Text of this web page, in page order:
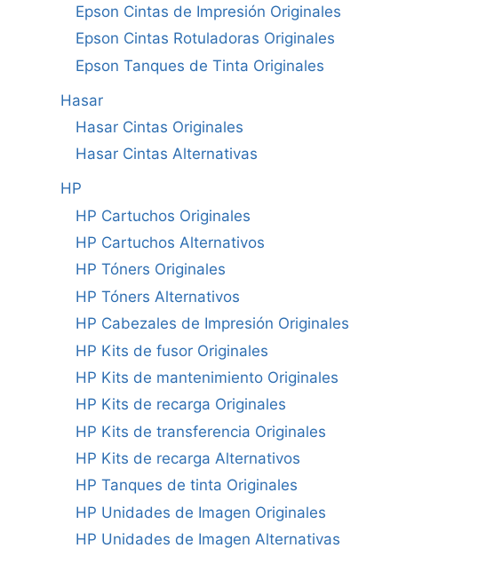
Epson Cintas de Impresión Originales
Epson Cintas Rotuladoras Originales
Epson Tanques de Tinta Originales
Hasar
Hasar Cintas Originales
Hasar Cintas Alternativas
HP
HP Cartuchos Originales
HP Cartuchos Alternativos
HP Tóners Originales
HP Tóners Alternativos
HP Cabezales de Impresión Originales
HP Kits de fusor Originales
HP Kits de mantenimiento Originales
HP Kits de recarga Originales
HP Kits de transferencia Originales
HP Kits de recarga Alternativos
HP Tanques de tinta Originales
HP Unidades de Imagen Originales
HP Unidades de Imagen Alternativas